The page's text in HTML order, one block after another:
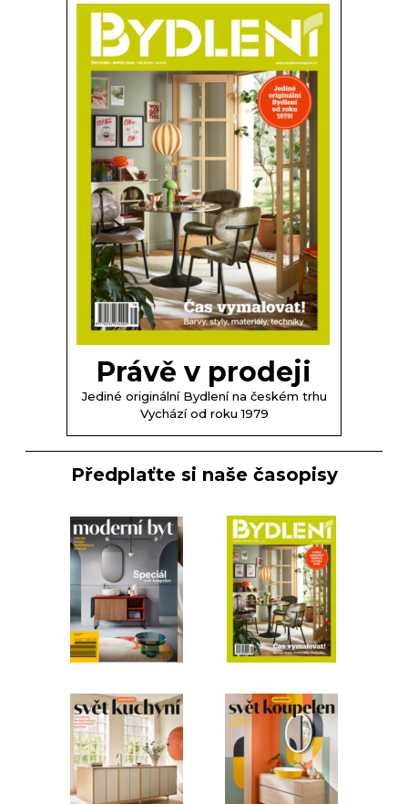
Právě v prodeji
Jediné originální Bydlení na českém trhu
Vychází od roku 1979
Předplaťte si naše časopisy